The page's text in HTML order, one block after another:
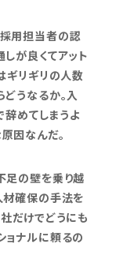
用担当者の認
が良くてアット
ギリギリの人数
うなるか。入
辞めてしまうよ
因なんだ。
足の壁を乗り越
材確保の手法を
だけでどうにも
ョナルに頼るの